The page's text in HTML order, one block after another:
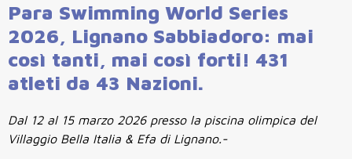
Para Swimming World Series
2026, Lignano Sabbiadoro: mai
così tanti, mai così forti! 431
atleti da 43 Nazioni.
Dal 12 al 15 marzo 2026 presso la piscina olimpica del
Villaggio Bella Italia & Efa di Lignano.-